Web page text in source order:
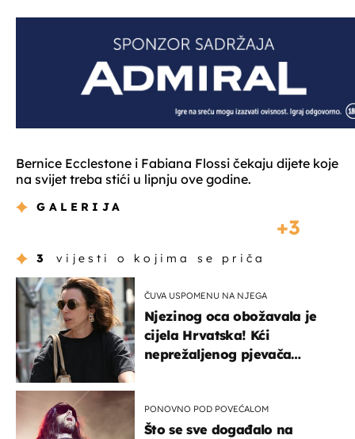
Bernice Ecclestone i Fabiana Flossi čekaju dijete koje
na svijet treba stići u lipnju ove godine.
GALERIJA
3
3 vijesti o kojima se priča
ČUVA USPOMENU NA NJEGA
Njezinog oca obožavala je
cijela Hrvatska! Kći
neprežaljenog pjevača
PONOVNO POD POVEĆALOM
Što se sve događalo na